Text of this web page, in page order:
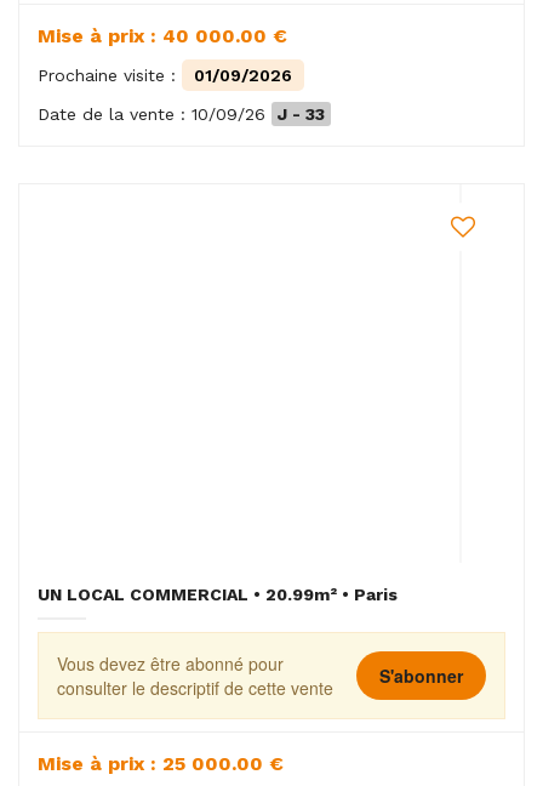
Mise à prix : 40 000.00 €
Prochaine visite :
01/09/2026
Date de la vente : 10/09/26
J - 33
UN LOCAL COMMERCIAL • 20.99m² • Paris
Vous devez être abonné pour
consulter le descriptif de cette vente
S'abonner
Mise à prix : 25 000.00 €